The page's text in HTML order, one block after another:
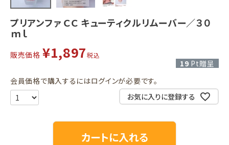
プリアンファ ＣＣ キューティクルリムーバー／３０
ｍｌ
販売価格 ¥1,897税込
19 Pt贈呈
会員価格で購入するにはログインが必要です。
お気に入りに登録する
カートに入れる